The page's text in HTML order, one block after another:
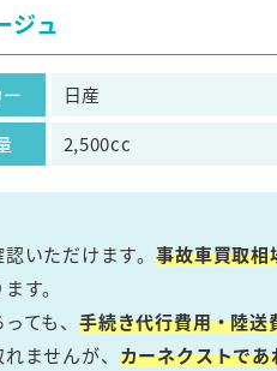
ジュ
日産
2,500cc
いただけます。事故車買取相
す。
ても、 手続き代行費用・陸
ませんが、 カーネクストで